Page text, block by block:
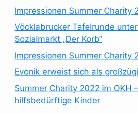
Impressionen Summer Charity
Vöcklabrucker Tafelrunde
Sozialmarkt „Der Korb“
Impressionen Summer Charity
Evonik erweist sich als
Summer Charity 2022 im OKH
hilfsbedürftige Kinder